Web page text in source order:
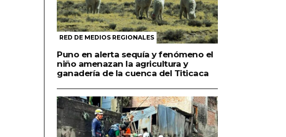
RED DE MEDIOS REGIONALES
Puno en alerta sequía y fenómeno el
niño amenazan la agricultura y
ganadería de la cuenca del Titicaca